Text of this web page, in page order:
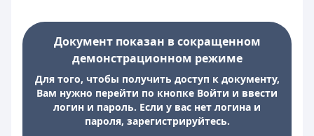
Документ показан в сокращенном
демонстрационном режиме
Для того, чтобы получить доступ к документу,
Вам нужно перейти по кнопке Войти и ввести
логин и пароль. Если у вас нет логина и
пароля, зарегистрируйтесь.